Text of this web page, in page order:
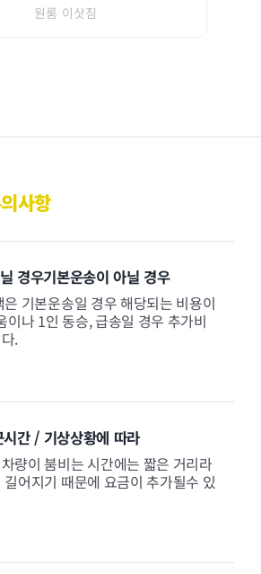
원룸 이삿짐
사항
경우기본운송이 아닐 경우
기본운송일 경우 해당되는 비용이
이나 1인 동승, 급송일 경우 추가비
.
간 / 기상상황에 따라
량이 붐비는 시간에는 짧은 거리라
어지기 때문에 요금이 추가될수 있